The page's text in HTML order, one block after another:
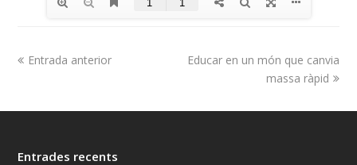
Entrada anterior
Educar en un món que canvia
massa ràpid
Entrades recents